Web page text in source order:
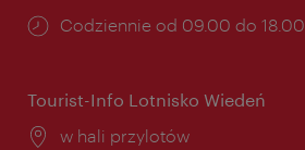
Godziny
Codziennie od 09.00 do 18.00
Tourist-Info Lotnisko Wiedeń
Miejsce:
w hali przylotów